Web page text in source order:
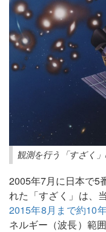
観測を行う「すざく
2005年7月に日本で5
れた「すざく」は、
2015年8月まで約10
ネルギー（波長）範